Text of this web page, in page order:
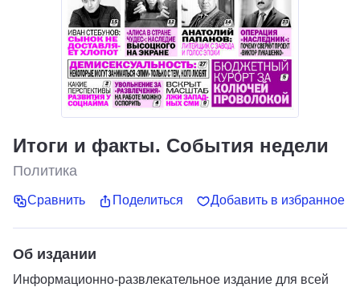
Итоги и факты. События недели
Политика
Сравнить Поделиться Добавить в избранное
Об издании
Информационно-развлекательное издание для всей